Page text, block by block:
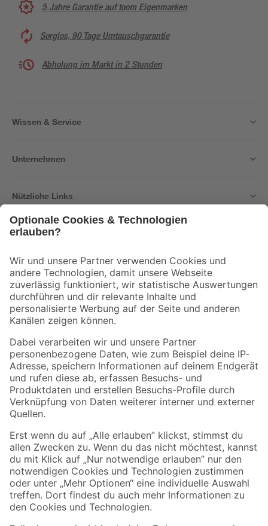
5 Jahre Garantie auf toom Eigenmarken
Sorglos, 90 Tage Umtauschgarantie
Abholung im Markt in 2 Stunden
Wissen & Service
Unternehmen
Nützliche Links
Der toom Newsletter: Keine Angebote und Aktionen mehr verpassen!
Zur Newsletter Anmeldung
Folge uns
Zahlungsarten Versandarten
Sicher einkaufen
Jetzt die toom-App herunterladen